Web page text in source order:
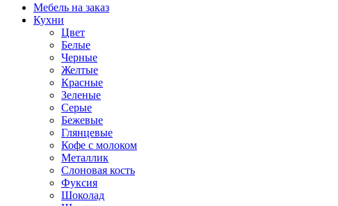
Мебель на заказ
Кухни
Цвет
Белые
Черные
Желтые
Красные
Зеленые
Серые
Бежевые
Глянцевые
Кофе с молоком
Металлик
Слоновая кость
Фуксия
Шоколад